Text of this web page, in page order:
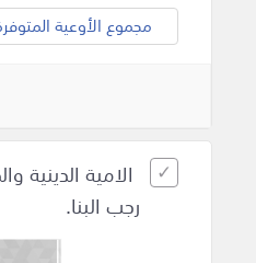
مجموع الأوعية
الامية الدينية
رجب البنا.